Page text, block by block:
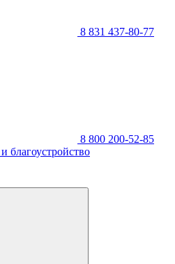
8 831 437-80-77
8 800 200-52-85
благоустройство